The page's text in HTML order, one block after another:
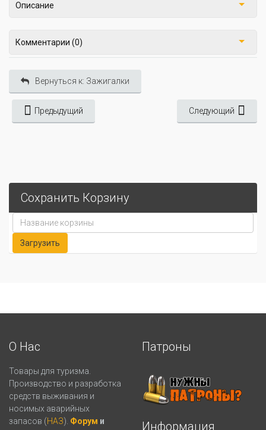
Описание
Комментарии (0)
Вернуться к: Зажигалки
Предыдущий Следующий
Сохранить Корзину
О Нас
Товары для туризма.
Производство и разработка
средств выживания и
носимых аварийных
запасов (НАЗ). Форум и
Патроны
Информация